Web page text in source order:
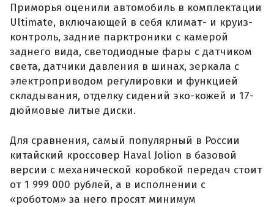
Приморья оценили автомобиль в комплектации
Ultimate, включающей в себя климат- и круиз-
контроль, задние парктроники с камерой
заднего вида, светодиодные фары с датчиком
света, датчики давления в шинах, зеркала с
электроприводом регулировки и функцией
складывания, отделку сидений эко-кожей и 17-
дюймовые литые диски.
Для сравнения, самый популярный в России
китайский кроссовер Haval Jolion в базовой
версии с механической коробкой передач стоит
от 1 999 000 рублей, а в исполнении с
«роботом» за него просят минимум